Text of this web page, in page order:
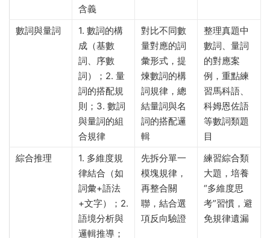
含義
數詞與量詞
1. 數詞的構
成（基數
詞、序數
詞）；2. 量
詞的搭配規
則；3. 數詞
與量詞的組
合規律
對比不同數
量對應的詞
彙形式，提
煉數詞的構
詞規律，總
結量詞與名
詞的搭配邏
輯
整理真題中
數詞、量詞
的對應案
例，重點練
習馬科語、
科姆恩佐語
等數詞類題
目
綜合推理
1. 多維度規
律結合（如
詞彙+語法
+文字）；2.
語境分析與
邏輯推導；
先拆分單一
模塊規律，
再整合關
聯，結合選
項反向驗證
練習綜合類
大題，培養
“多維度思
考”習慣，避
免規律遺漏